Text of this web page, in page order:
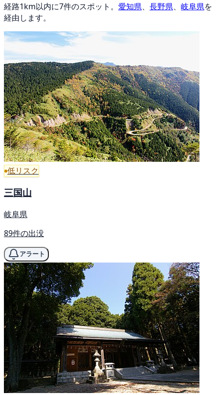
経路1km以内に7件のスポット。 愛知県、 長野県、 岐阜県を
経由します。
低リスク
三国山
岐阜県
89件の出没
アラート